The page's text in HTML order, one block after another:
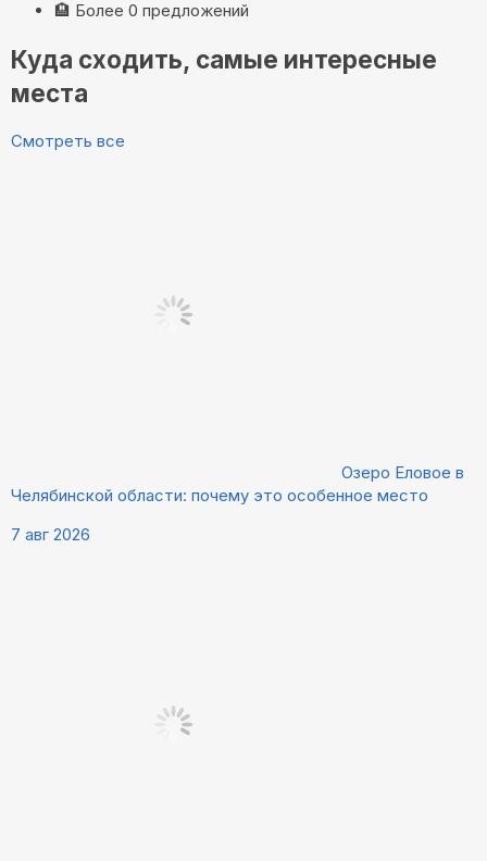
🏨 Более 0 предложений
Куда сходить, самые интересные
места
Смотреть все
Озеро Еловое в
Челябинской области: почему это особенное место
7 авг 2026